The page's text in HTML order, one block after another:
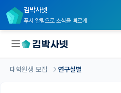
김박사넷
푸시 알림으로 소식을 빠르게
대학원생 모집 연구실별